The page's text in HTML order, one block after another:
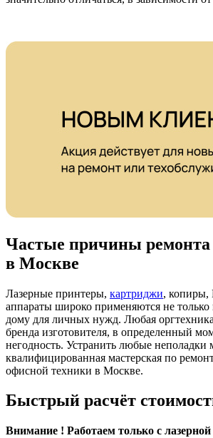
Частые причины ремонта
в Москве
Лазерные принтеры, картриджи,
аппараты широко применяются не только
дому для личных нужд. Любая
бренда изготовителя, в определенный
негодность. Устранить любые неполадки
квалифицированная мастерская по
офисной техники в Москве.
Быстрый расчёт
Внимание ! Работаем только с